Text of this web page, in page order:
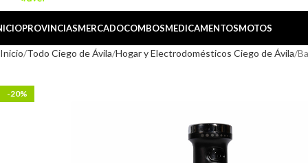
PROVINCIASMERCADOCOMBOSMEDICAMENTOSMOTOS
Inicio Todo Ciego de Ávila Hogar y Electrodomésticos Ciego de Ávila
-20%